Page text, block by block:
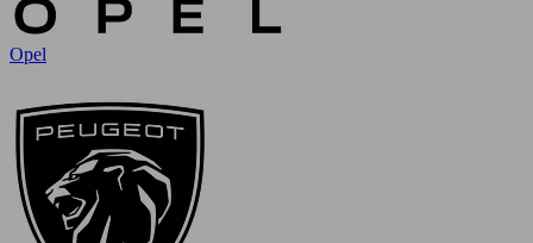
Opel